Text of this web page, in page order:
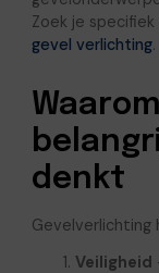
Zoek je
gevel verlichting.
denkt
Gevelverlichting
Veiligheid